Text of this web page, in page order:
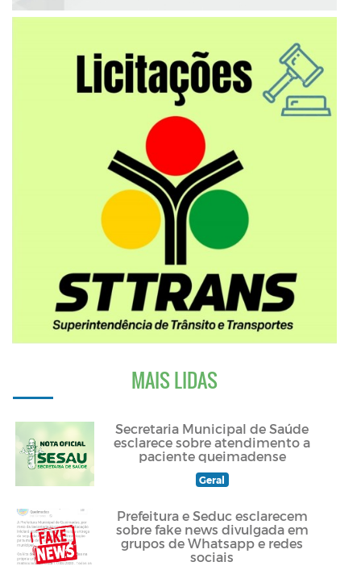
MAIS LIDAS
Secretaria Municipal de Saúde
esclarece sobre atendimento a
paciente queimadense
Geral
Prefeitura e Seduc esclarecem
sobre fake news divulgada em
grupos de Whatsapp e redes
sociais